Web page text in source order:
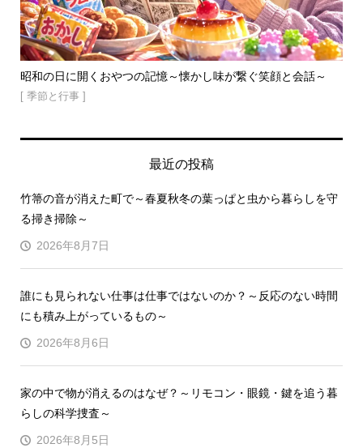
昭和の日に開くおやつの記憶～懐かし味が繋ぐ笑顔と会話～
[ 季節と行事 ]
最近の投稿
竹箒の音が消えた町で～春夏秋冬の葉っぱと虫から暮らしを守
る掃き掃除～
2026年8月7日
誰にも見られない仕事は仕事ではないのか？～反応のない時間
にも積み上がっているもの～
2026年8月6日
家の中で物が消えるのはなぜ？～リモコン・眼鏡・鍵を追う暮
らしの科学捜査～
2026年8月5日